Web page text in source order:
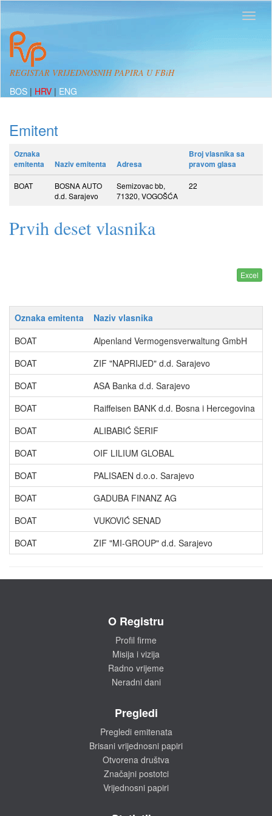
REGISTAR VRIJEDNOSNIH PAPIRA U FBiH
BOS | HRV | ENG
Emitent
Oznaka
emitenta
Naziv emitenta Adresa
Broj vlasnika sa
pravom glasa
BOAT
BOSNA AUTO
d.d. Sarajevo
Semizovac bb,
71320, VOGOŠĆA
22
Prvih deset vlasnika
Oznaka emitenta Naziv vlasnika
BOAT
Alpenland Vermogensverwaltung GmbH
BOAT
ZIF "NAPRIJED" d.d. Sarajevo
BOAT
ASA Banka d.d. Sarajevo
BOAT
Raiffeisen BANK d.d. Bosna i Hercegovina
BOAT
ALIBABIĆ ŠERIF
BOAT
OIF LILIUM GLOBAL
BOAT
PALISAEN d.o.o. Sarajevo
BOAT
GADUBA FINANZ AG
BOAT
VUKOVIĆ SENAD
BOAT
ZIF "MI-GROUP" d.d. Sarajevo
O Registru
Profil firme
Misija i vizija
Radno vrijeme
Neradni dani
Pregledi
Pregledi emitenata
Brisani vrijednosni papiri
Otvorena društva
Značajni postotci
Vrijednosni papiri